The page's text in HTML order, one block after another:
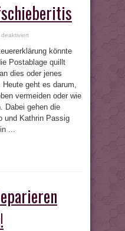
deaktiviertfür
gegen
Aufschieberitis
könnte
Postablage quillt
dies oder jenes
geht es darum,
vermeiden oder wie
Dabei gehen die
und Kathrin Passig
...